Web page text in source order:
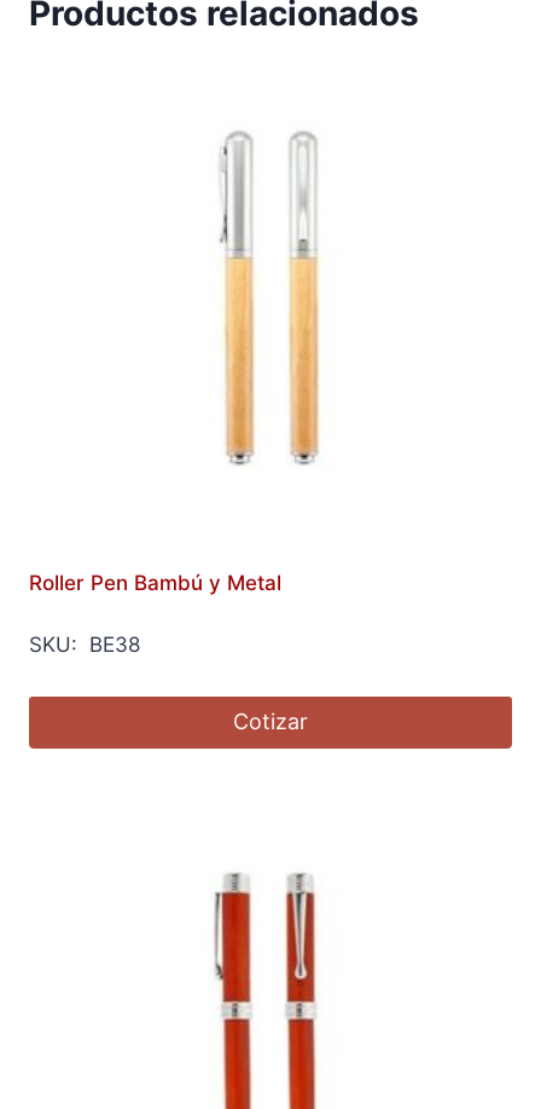
Productos relacionados
Roller Pen Bambú y Metal
SKU: BE38
Cotizar